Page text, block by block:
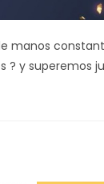
manos
? y superemos